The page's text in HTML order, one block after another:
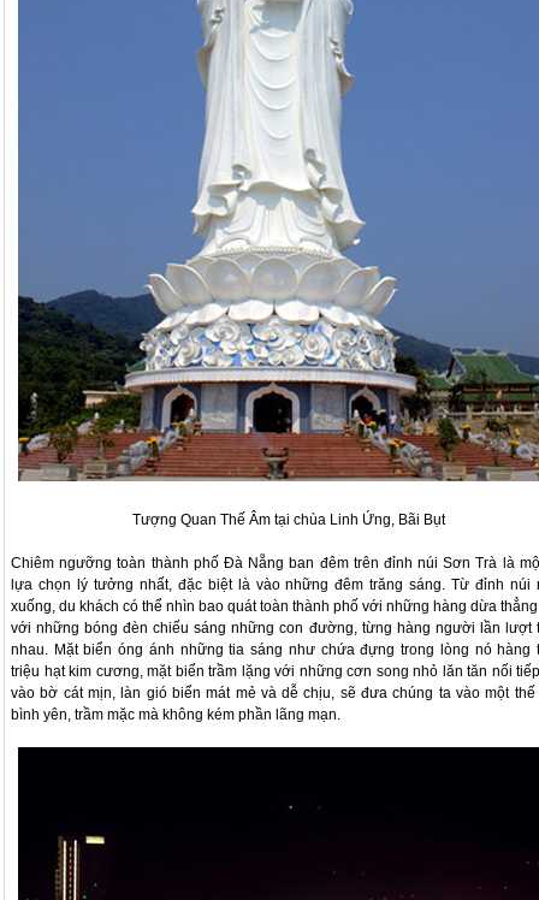
Tượng Quan Thế Âm tại chùa Linh Ứng, Bãi Bụt
Chiêm ngưỡng toàn thành phố Đà Nẵng ban đêm trên đỉnh núi Sơn Trà là
lựa chọn lý tưởng nhất, đặc biệt là vào những đêm trăng sáng. Từ đỉnh núi
xuống, du khách có thể nhìn bao quát toàn thành phố với những hàng dừa
với những bóng đèn chiếu sáng những con đường, từng hàng người lần lượt
nhau. Mặt biển óng ánh những tia sáng như chứa đựng trong lòng nó hàng
triệu hạt kim cương, mặt biển trầm lặng với những cơn song nhỏ lăn tăn nối
vào bờ cát mịn, làn gió biển mát mẻ và dễ chịu, sẽ đưa chúng ta vào một
bình yên, trầm mặc mà không kém phần lãng mạn.